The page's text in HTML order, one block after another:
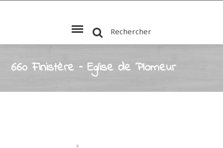
Rechercher
660 Finistère – Eglise de Plomeur